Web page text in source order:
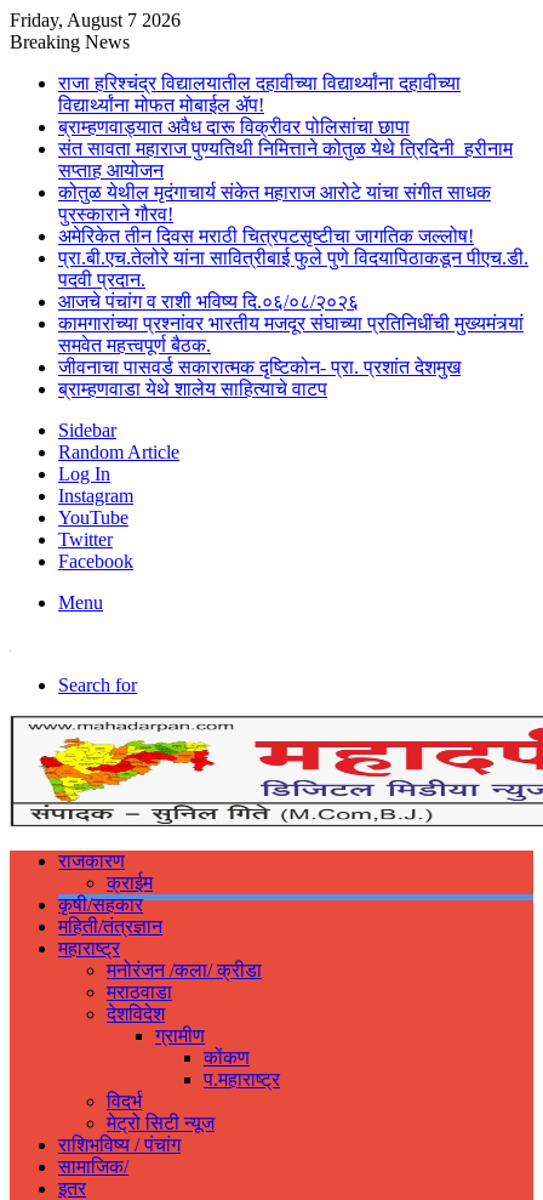
Friday, August 7 2026
Breaking News
राजा हरिश्चंद्र विद्यालयातील दहावीच्या विद्यार्थ्यांना दहावीच्या
विद्यार्थ्यांना मोफत मोबाईल ॲप!
ब्राम्हणवाड्यात अवैध दारू विक्रीवर पोलिसांचा छापा
संत सावता महाराज पुण्यतिथी निमित्ताने कोतुळ येथे त्रिदिनी हरीनाम
सप्ताह आयोजन
कोतुळ येथील मृदंगाचार्य संकेत महाराज आरोटे यांचा संगीत साधक
पुरस्काराने गौरव!
अमेरिकेत तीन दिवस मराठी चित्रपटसृष्टीचा जागतिक जल्लोष!
प्रा.बी.एच.तेलोरे यांना सावित्रीबाई फुले पुणे विदयापिठाकडून पीएच.डी.
पदवी प्रदान.
आजचे पंचांग व राशी भविष्य दि.०६/०८/२०२६
कामगारांच्या प्रश्नांवर भारतीय मजदूर संघाच्या प्रतिनिधींची मुख्यमंत्र्यां
समवेत महत्त्वपूर्ण बैठक.
जीवनाचा पासवर्ड सकारात्मक दृष्टिकोन- प्रा. प्रशांत देशमुख
ब्राम्हणवाडा येथे शालेय साहित्याचे वाटप
Sidebar
Random Article
Log In
Instagram
YouTube
Twitter
Facebook
Menu
Search for
राजकारण
क्राईम
कृषी/सहकार
महिती/तंत्रज्ञान
महाराष्ट्र
मनोरंजन /कला/ क्रीडा
मराठवाडा
देशविदेश
ग्रामीण
कोंकण
प.महाराष्ट्र
विदर्भ
मेट्रो सिटी न्यूज
राशिभविष्य / पंचांग
सामाजिक/
इतर